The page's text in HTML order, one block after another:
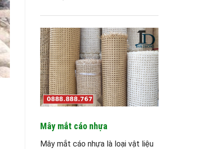
Mây mắt cáo nhựa
Mây mắt cáo nhựa là loại vật liệu